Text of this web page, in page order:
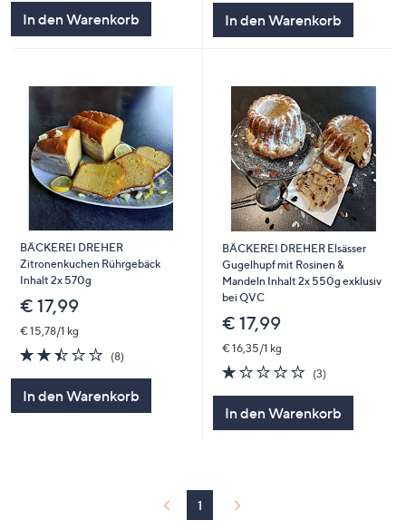
In den Warenkorb In den Warenkorb
BÄCKEREI DREHER
Zitronenkuchen Rührgebäck
Inhalt 2x 570g
€ 17,99
€ 15,78/1 kg
2.4
von
(8)8
In den Warenkorb
BÄCKEREI DREHER Elsässer
Gugelhupf mit Rosinen &
Mandeln Inhalt 2x 550g exklusiv
bei QVC
€ 17,99
€ 16,35/1 kg
1.0
von
(3)3
In den Warenkorb
1